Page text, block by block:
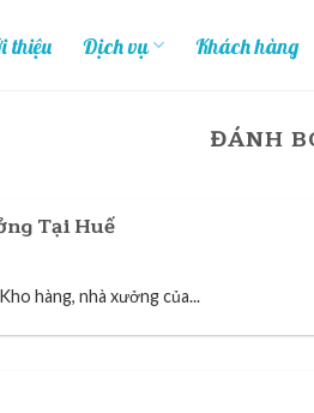
thiệu Dịch vụ Khách hàng
ĐÁNH
Tại Huế
hàng, nhà xưởng của...